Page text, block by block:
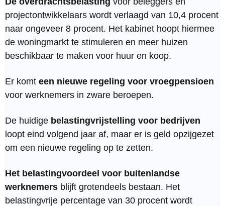
projectontwikkelaars wordt verlaagd van 10,4 procent
naar ongeveer 8 procent. Het kabinet hoopt hiermee
de woningmarkt te stimuleren en meer huizen
beschikbaar te maken voor huur en koop.
Er komt een nieuwe regeling voor vroegpensioen
voor werknemers in zware beroepen.
De huidige belastingvrijstelling voor bedrijven
loopt eind volgend jaar af, maar er is geld opzijgezet
om een nieuwe regeling op te zetten.
Het belastingvoordeel voor buitenlandse
werknemers blijft grotendeels bestaan. Het
belastingvrije percentage van 30 procent wordt